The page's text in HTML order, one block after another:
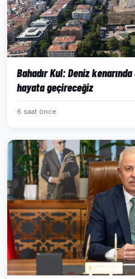
Bahadır Kul: Deniz
hayata geçireceğiz
6 saat önce